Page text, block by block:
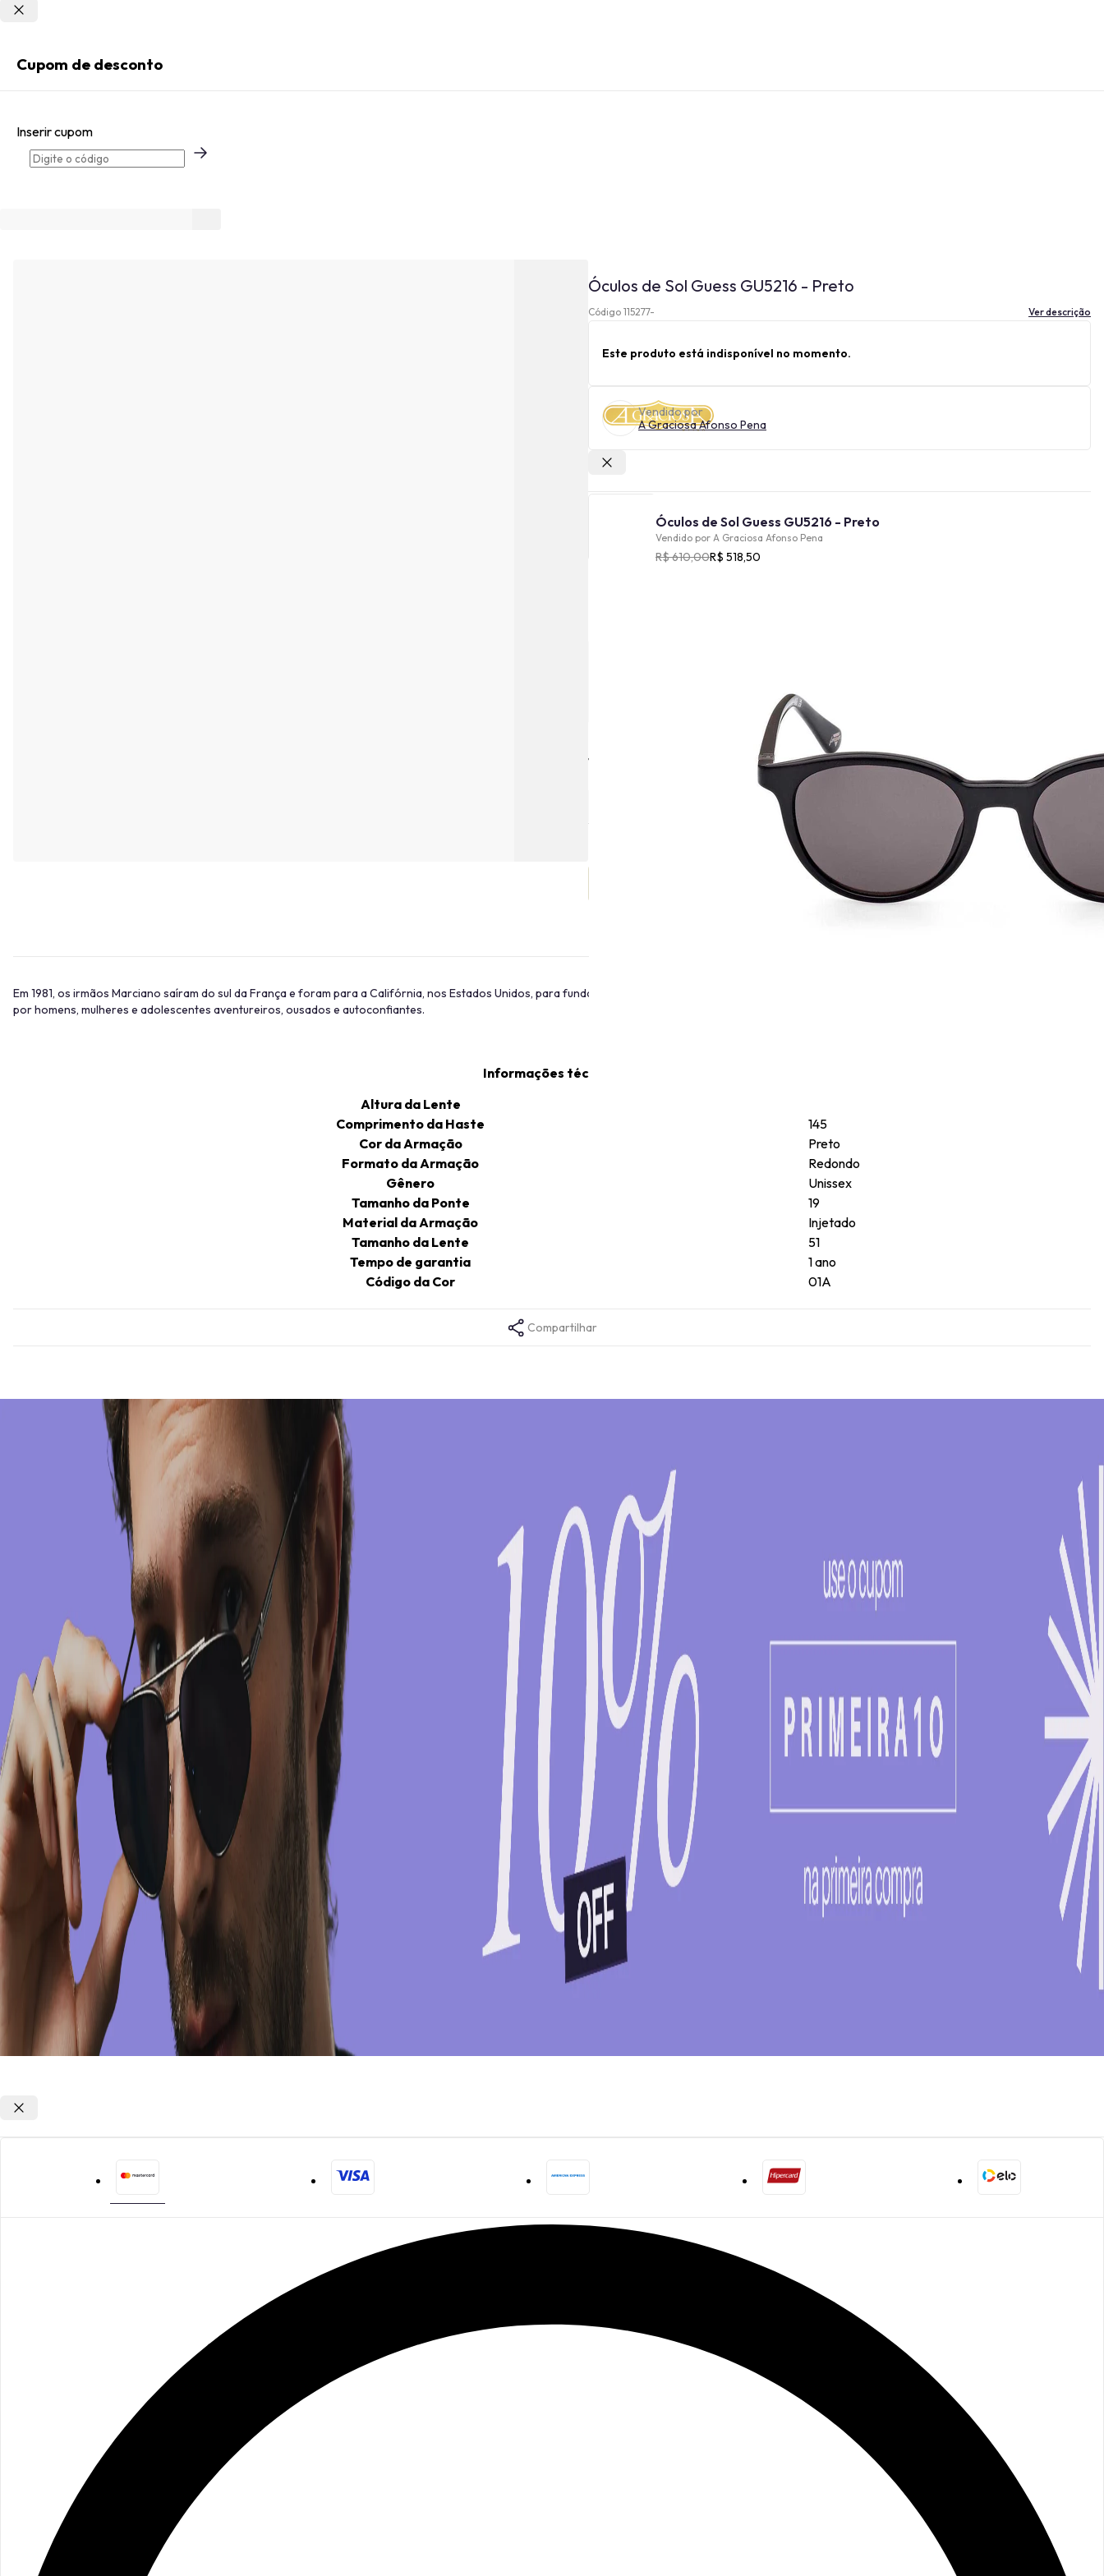
Esqueci minha senha
Acessar com senha temporária
Cupom de desconto
Inserir cupom
Óculos de Sol Guess GU5216 - Preto
Código 115277- Ver descrição
Este produto está indisponível no momento.
Vendido por
A Graciosa Afonso Pena
Óculos de Sol Guess GU5216 - Preto
Vendido por A Graciosa Afonso Pena
R$ 610,00R$ 518,50
Tamanho
INDISPONÍVEL
Em 1981, os irmãos Marciano saíram do sul da França e foram para a Califórnia, nos Estados Unidos, para fundar a Guess, sua marca de vestuário. Assim como as roupas, os óculos Guess podem ser usados
por homens, mulheres e adolescentes aventureiros, ousados ​​e autoconfiantes.
Informações técnicas
Altura da Lente
Comprimento da Haste
145
Cor da Armação
Preto
Formato da Armação
Redondo
Gênero
Unissex
Tamanho da Ponte
19
Material da Armação
Injetado
Tamanho da Lente
51
Tempo de garantia
1 ano
Código da Cor
01A
Compartilhar